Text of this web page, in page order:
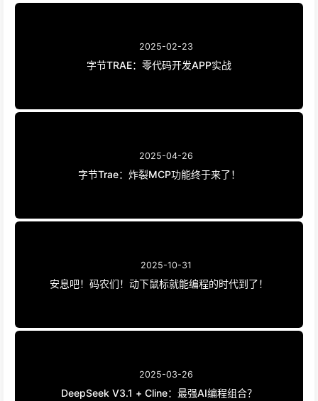
2025-02-23
字节TRAE：零代码开发APP实战
2025-04-26
字节Trae：炸裂MCP功能终于来了！
2025-10-31
安息吧！码农们！动下鼠标就能编程的时代到了！
2025-03-26
DeepSeek V3.1 + Cline：最强AI编程组合？